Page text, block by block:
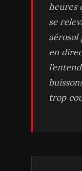
heures
se
aérosol
en
trop